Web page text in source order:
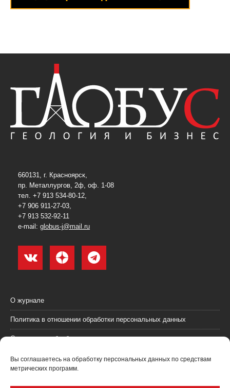
Вы соглашаетесь на обработку персональных данных по средствам
метрических программ.
660131, г. Красноярск,
пр. Металлургов, 2ф, оф. 1-08
тел. +7 913 534-80-12,
+7 906 911-27-03,
+7 913 532-92-11
e-mail: globus-j@mail.ru
О журнале
Политика в отношении обработки персональных данных
Согласие на обработку персональных данных
Пользовательское соглашение (оферта)